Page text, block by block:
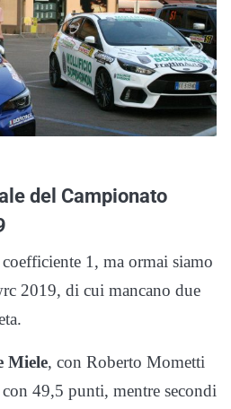
del Campionato
1, ma ormai siamo
2019, di cui mancano due
Miele, con Roberto Mometti
49,5 punti, mentre secondi